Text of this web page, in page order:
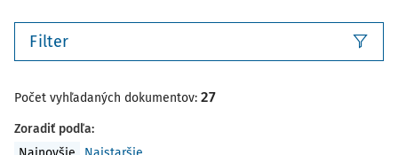
Filter
Počet vyhľadaných dokumentov: 27
Zoradiť podľa: